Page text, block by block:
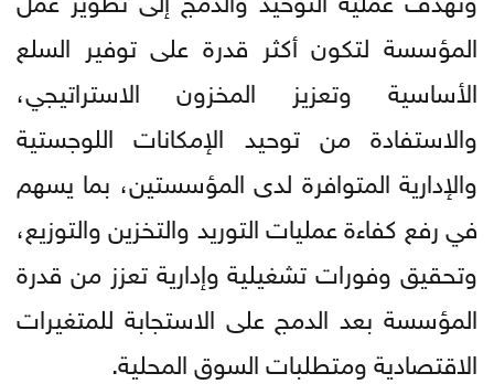
المؤسسة لتكون أكثر قدرة على توفير السلع
الأساسية وتعزيز المخزون الاستراتيجي،
والاستفادة من توحيد الإمكانات اللوجستية
والإدارية المتوافرة لدى المؤسستين، بما يسهم
في رفع كفاءة عمليات التوريد والتخزين والتوزيع،
وتحقيق وفورات تشغيلية وإدارية تعزز من قدرة
المؤسسة بعد الدمج على الاستجابة للمتغيرات
الاقتصادية ومتطلبات السوق المحلية.